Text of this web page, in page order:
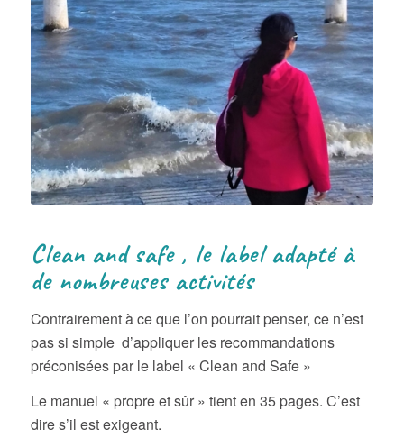
Clean and safe , le label adapté à
de nombreuses activités
Contrairement à ce que l’on pourrait penser, ce n’est
pas si simple d’appliquer les recommandations
préconisées par le label « Clean and Safe »
Le manuel « propre et sûr » tient en 35 pages. C’est
dire s’il est exigeant.